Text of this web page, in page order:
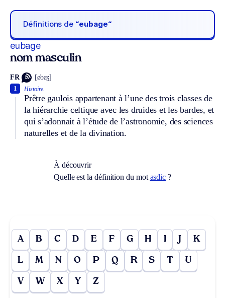
Définitions de “eubage“
eubage
nom masculin
FR [øbaʒ]
Histoire.
Prêtre gaulois appartenant à l’une des trois classes de
la hiérarchie celtique avec les druides et les bardes, et
qui s’adonnait à lʼétude de lʼastronomie, des sciences
naturelles et de la divination.
1
À découvrir
Quelle est la définition du mot asdic ?
A B C D E F G H I J K
L M N O P Q R S T U
V W X Y Z